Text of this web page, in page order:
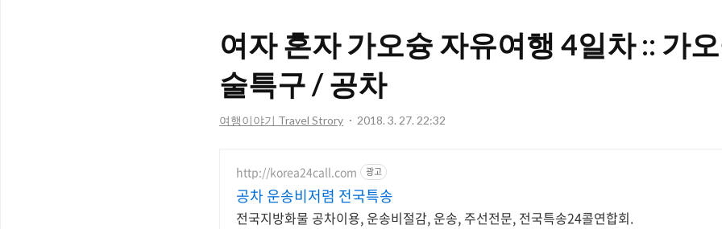
여자 혼자 가오슝 자유여행 4일차 :: 가
술특구 / 공차
여행이야기 Travel Strory 2018. 3. 27. 22:32
http://korea24call.com 광고
공차 운송비저렴 전국특송
전국지방화물 공차이용, 운송비절감, 운송, 주선전문, 전국특송24콜연합회.